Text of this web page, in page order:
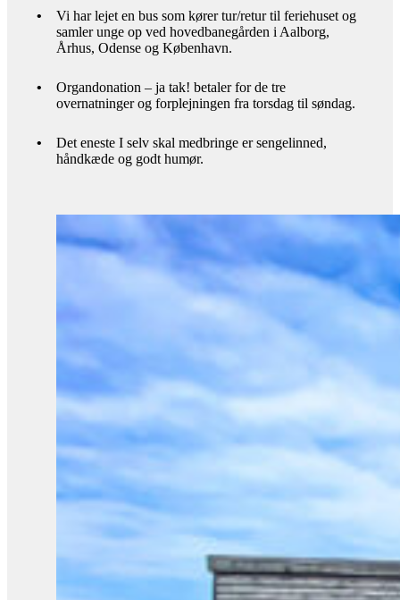
•
Vi har lejet en bus som kører tur/retur til feriehuset og
samler unge op ved hovedbanegården i Aalborg,
Århus, Odense og København.
•
Organdonation – ja tak! betaler for de tre
overnatninger og forplejningen fra torsdag til søndag.
•
Det eneste I selv skal medbringe er sengelinned,
håndkæde og godt humør.